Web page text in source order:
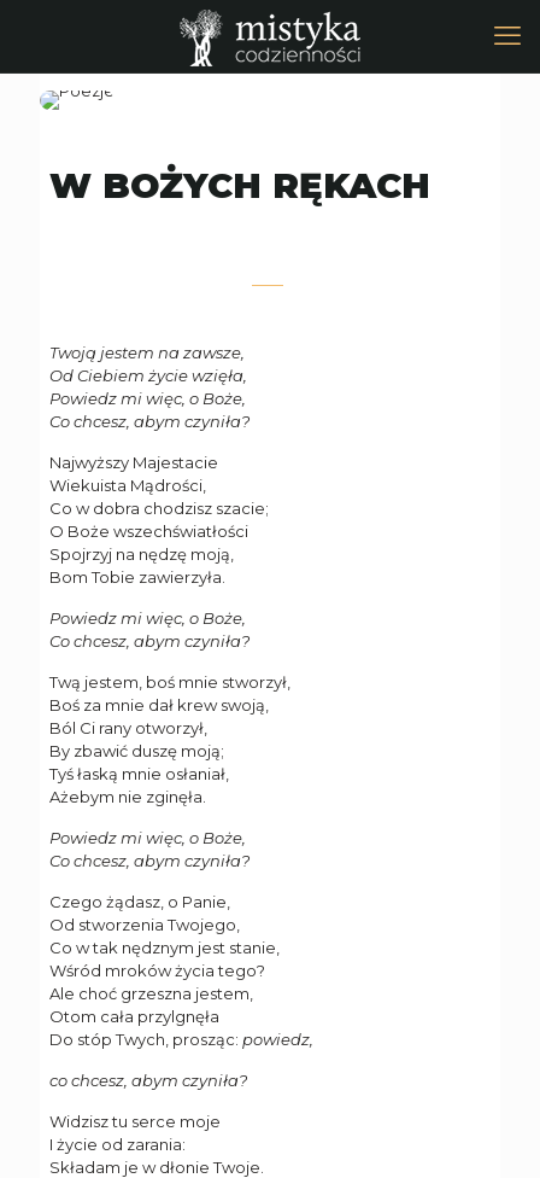
W BOŻYCH RĘKACH
Twoją jestem na zawsze,
Od Ciebiem życie wzięła,
Powiedz mi więc, o Boże,
Co chcesz, abym czyniła?
Najwyższy Majestacie
Wiekuista Mądrości,
Co w dobra chodzisz szacie;
O Boże wszechświatłości
Spojrzyj na nędzę moją,
Bom Tobie zawierzyła.
Powiedz mi więc, o Boże,
Co chcesz, abym czyniła?
Twą jestem, boś mnie stworzył,
Boś za mnie dał krew swoją,
Ból Ci rany otworzył,
By zbawić duszę moją;
Tyś łaską mnie osłaniał,
Ażebym nie zginęła.
Powiedz mi więc, o Boże,
Co chcesz, abym czyniła?
Czego żądasz, o Panie,
Od stworzenia Twojego,
Co w tak nędznym jest stanie,
Wśród mroków życia tego?
Ale choć grzeszna jestem,
Otom cała przylgnęła
Do stóp Twych, prosząc: powiedz,
co chcesz, abym czyniła?
Widzisz tu serce moje
I życie od zarania:
Składam je w dłonie Twoje.